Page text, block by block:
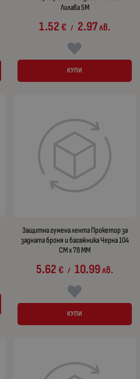
Лилава 5М
1.52€ / 2.97лв.
КУПИ
Защитна гумена лента Прокетор за
задната броня и багажника Черна 104
СМ х 78 ММ
5.62€ / 10.99лв.
КУПИ